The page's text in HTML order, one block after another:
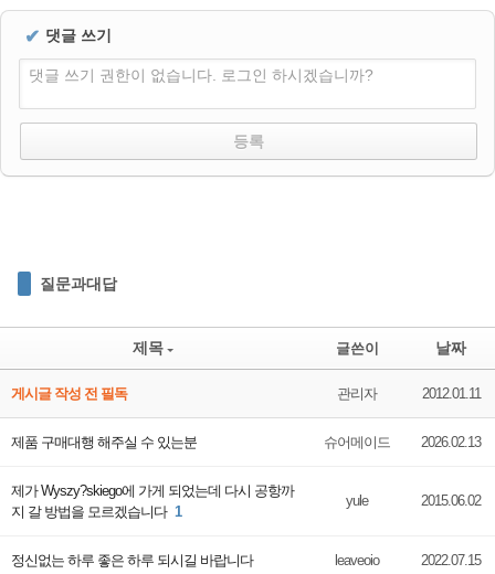
✔ 댓글 쓰기
댓글 쓰기 권한이 없습니다. 로그인 하시겠습니까?
질문과대답
제목 글쓴이 날짜
게시글 작성 전 필독 관리자 2012.01.11
제품 구매대행 해주실 수 있는분 슈어메이드 2026.02.13
제가 Wyszy?skiego에 가게 되었는데 다시 공항까
지 갈 방법을 모르겠습니다 1
yule 2015.06.02
정신없는 하루 좋은 하루 되시길 바랍니다 leaveoio 2022.07.15